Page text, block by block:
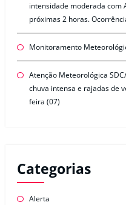
intensidade moderada com
próximas 2 horas.
Monitoramento
Atenção Meteorológica
chuva intensa e rajadas de
feira (07)
Categorias
Alerta